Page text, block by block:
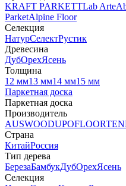
KRAFT PARKETTLab Arte
ParketAlpine Floor
Селекция
НатурСелектРустик
Древесина
ДубОрехЯсень
Толщина
12 мм13 мм14 мм15 мм
Паркетная доска
Паркетная доска
Производитель
AUSWOODUPOFLOOR
Страна
КитайРоссия
Тип дерева
БерезаБамбукДубОрехЯсень
Селекция